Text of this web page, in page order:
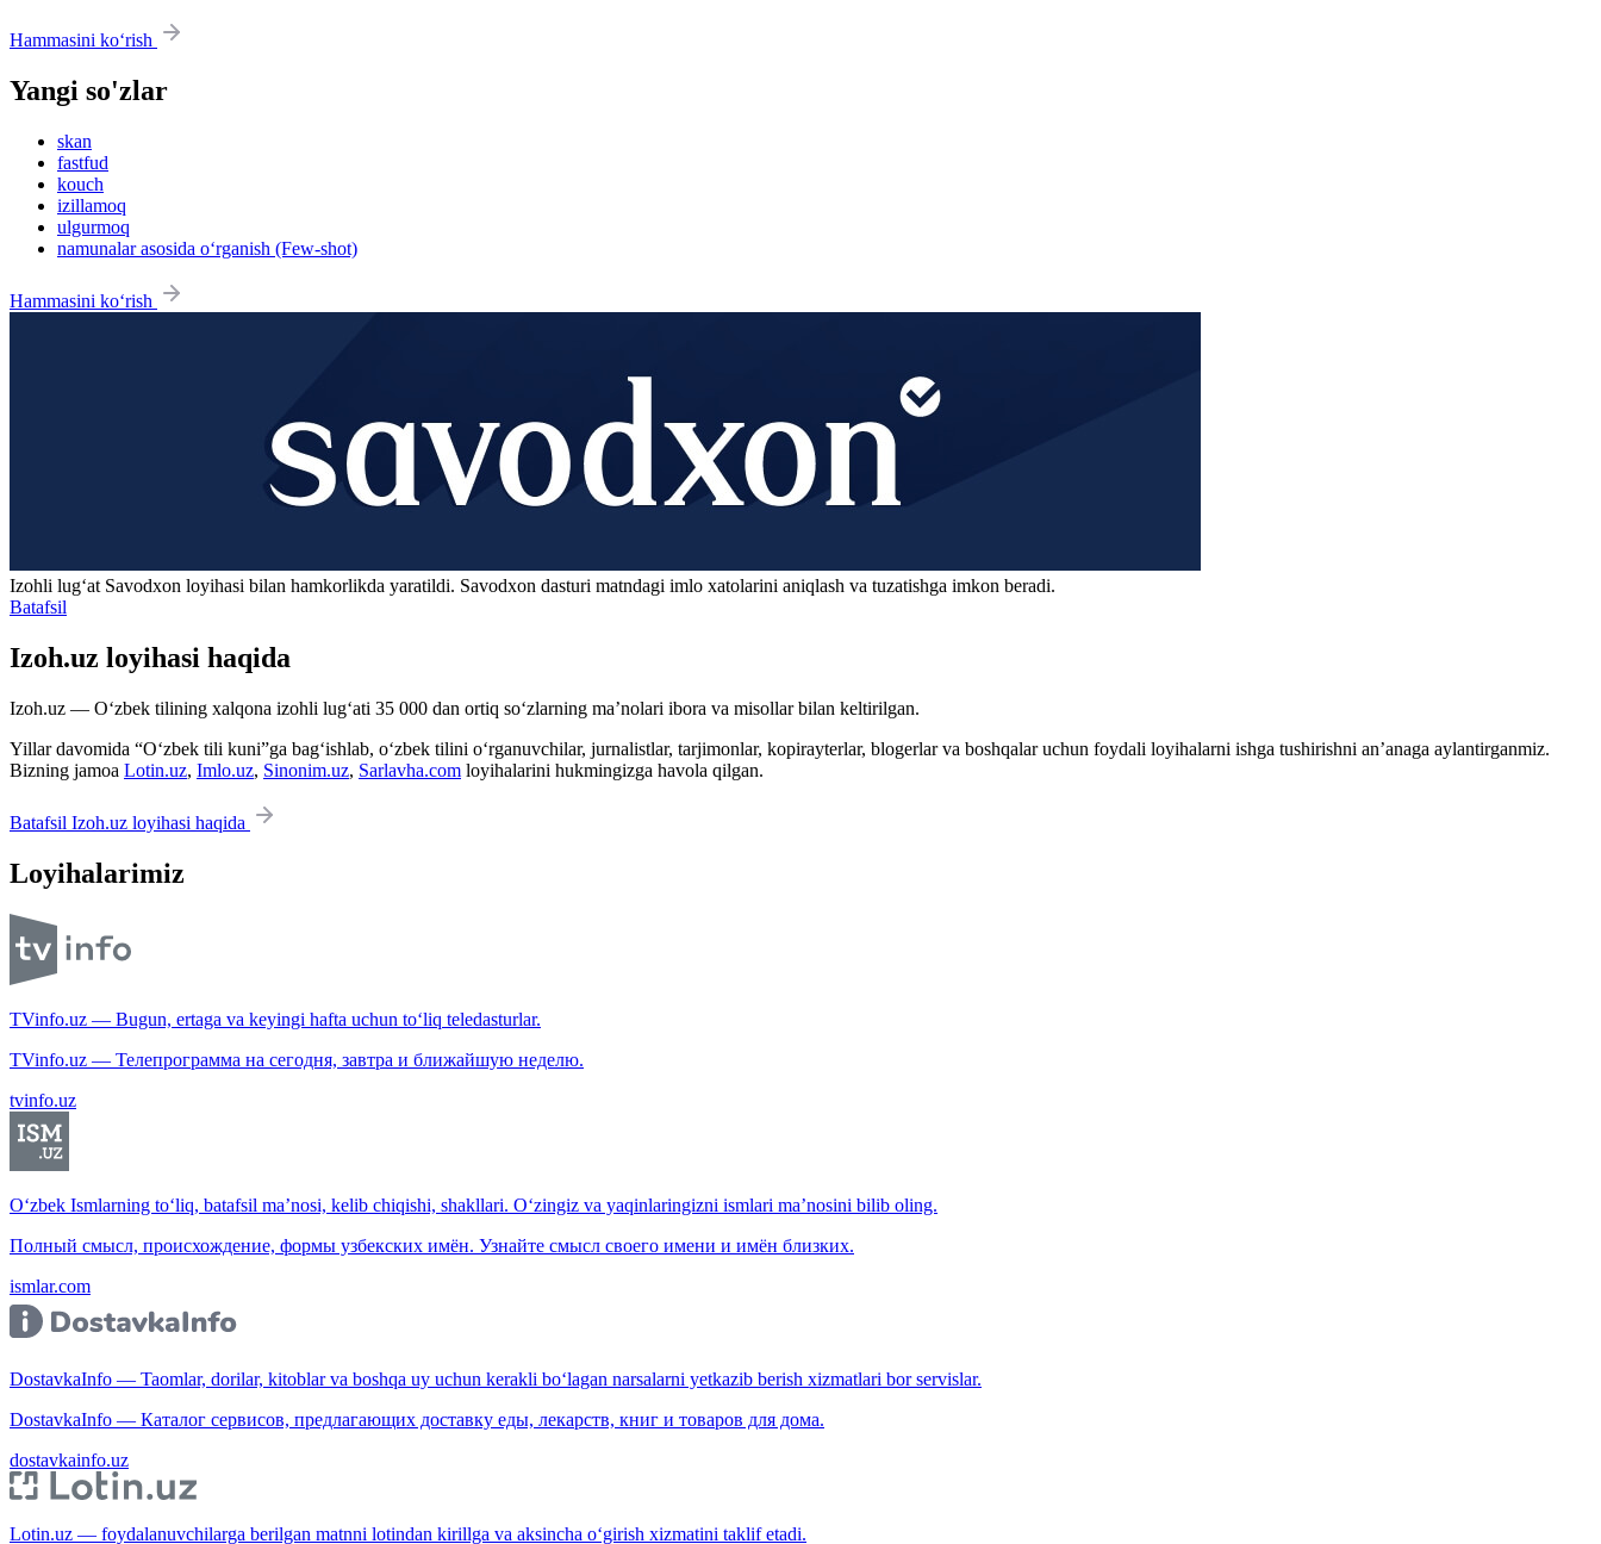
Hammasini ko‘rish
Yangi so'zlar
skan
fastfud
kouch
izillamoq
ulgurmoq
namunalar asosida o‘rganish (Few-shot)
Hammasini ko‘rish
Izohli lugʻat Savodxon loyihasi bilan hamkorlikda yaratildi. Savodxon dasturi matndagi imlo xatolarini aniqlash va tuzatishga imkon beradi.
Batafsil
Izoh.uz loyihasi haqida
Izoh.uz — O‘zbek tilining xalqona izohli lug‘ati 35 000 dan ortiq so‘zlarning ma’nolari ibora va misollar bilan keltirilgan.
Yillar davomida “O‘zbek tili kuni”ga bag‘ishlab, o‘zbek tilini o‘rganuvchilar, jurnalistlar, tarjimonlar, kopirayterlar, blogerlar va boshqalar uchun foydali loyihalarni ishga tushirishni an’anaga aylantirganmiz.
Bizning jamoa Lotin.uz, Imlo.uz, Sinonim.uz, Sarlavha.com loyihalarini hukmingizga havola qilgan.
Batafsil Izoh.uz loyihasi haqida
Loyihalarimiz
TVinfo.uz — Bugun, ertaga va keyingi hafta uchun to‘liq teledasturlar.
TVinfo.uz — Телепрограмма на сегодня, завтра и ближайшую неделю.
tvinfo.uz
O‘zbek Ismlarning to‘liq, batafsil ma’nosi, kelib chiqishi, shakllari. O‘zingiz va yaqinlaringizni ismlari ma’nosini bilib oling.
Полный смысл, происхождение, формы узбекских имён. Узнайте смысл своего имени и имён близких.
ismlar.com
DostavkaInfo — Taomlar, dorilar, kitoblar va boshqa uy uchun kerakli bo‘lagan narsalarni yetkazib berish xizmatlari bor servislar.
DostavkaInfo — Каталог сервисов, предлагающих доставку еды, лекарств, книг и товаров для дома.
dostavkainfo.uz
Lotin.uz — foydalanuvchilarga berilgan matnni lotindan kirillga va aksincha o‘girish xizmatini taklif etadi.